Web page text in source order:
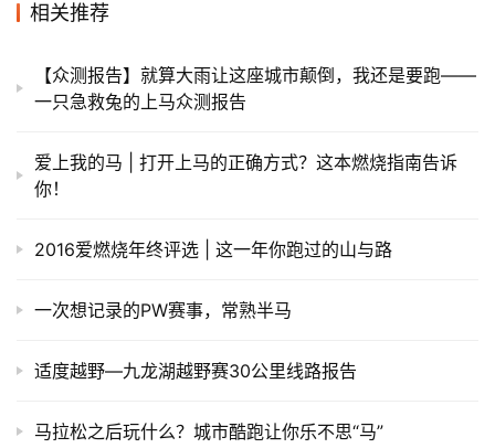
相关推荐
【众测报告】就算大雨让这座城市颠倒，我还是要跑——
一只急救兔的上马众测报告
爱上我的马 | 打开上马的正确方式？这本燃烧指南告诉
你！
2016爱燃烧年终评选 | 这一年你跑过的山与路
一次想记录的PW赛事，常熟半马
适度越野—九龙湖越野赛30公里线路报告
马拉松之后玩什么？城市酷跑让你乐不思“马”